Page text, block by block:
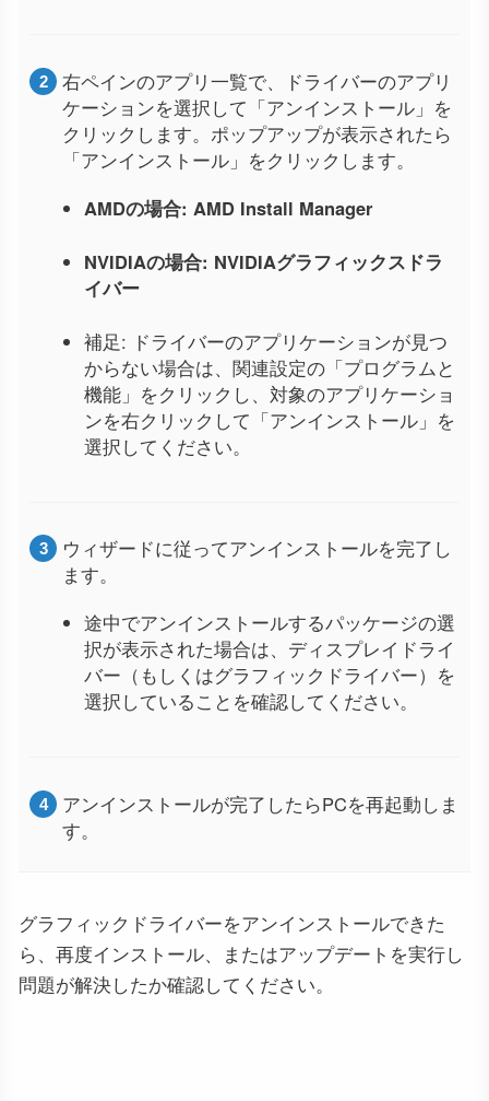
右ペインのアプリ一覧で、ドライバーのアプリ
ケーションを選択して「アンインストール」を
クリックします。ポップアップが表示されたら
「アンインストール」をクリックします。
AMDの場合: AMD Install Manager
NVIDIAの場合: NVIDIAグラフィックスドラ
イバー
補足: ドライバーのアプリケーションが見つ
からない場合は、関連設定の「プログラムと
機能」をクリックし、対象のアプリケーショ
ンを右クリックして「アンインストール」を
選択してください。
ウィザードに従ってアンインストールを完了し
ます。
途中でアンインストールするパッケージの選
択が表示された場合は、ディスプレイドライ
バー（もしくはグラフィックドライバー）を
選択していることを確認してください。
アンインストールが完了したらPCを再起動しま
す。
グラフィックドライバーをアンインストールできた
ら、再度インストール、またはアップデートを実行し
問題が解決したか確認してください。